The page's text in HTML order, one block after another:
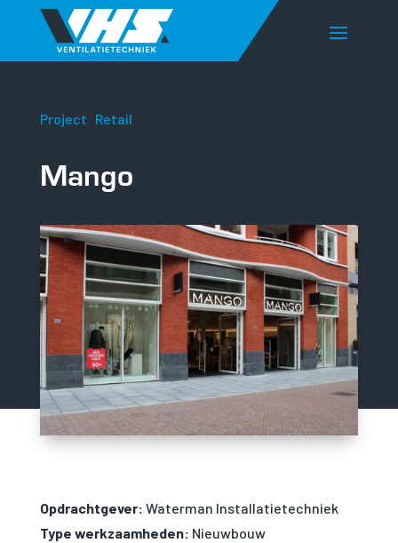
Project Retail
Mango
Opdrachtgever: Waterman Installatietechniek
Type werkzaamheden: Nieuwbouw